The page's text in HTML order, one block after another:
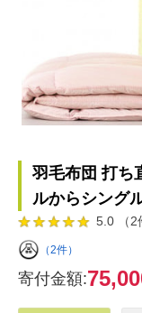
羽毛布団 打
ルからシング
5.0 （2
（2件）
寄付金額: